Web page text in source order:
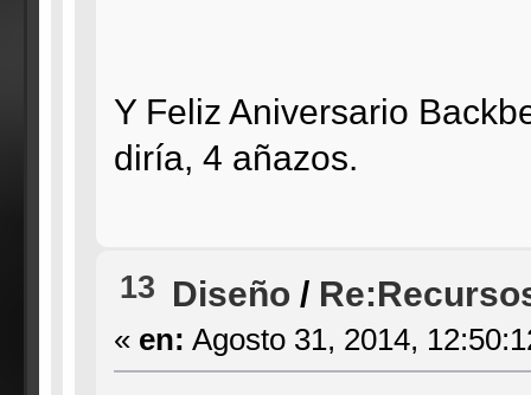
Y Feliz Aniversario
diría, 4 añazos.
13 Diseño/
« en: Agosto 31, 2014,